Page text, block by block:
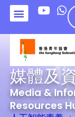
媒體及
Media &
Resources